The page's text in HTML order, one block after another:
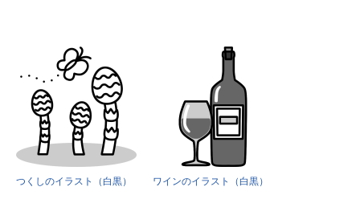
つくしのイラスト（白黒） ワインのイラスト（白黒）